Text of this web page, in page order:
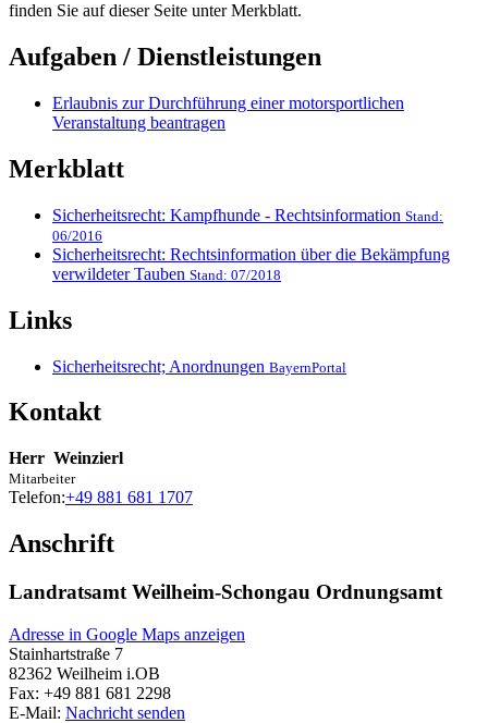
finden Sie auf dieser Seite unter Merkblatt.
Aufgaben / Dienstleistungen
Erlaubnis zur Durchführung einer motorsportlichen
Veranstaltung beantragen
Merkblatt
Sicherheitsrecht: Kampfhunde - Rechtsinformation Stand:
06/2016
Sicherheitsrecht: Rechtsinformation über die Bekämpfung
verwildeter Tauben Stand: 07/2018
Links
Sicherheitsrecht; Anordnungen BayernPortal
Kontakt
Herr Weinzierl
Mitarbeiter
Telefon:+49 881 681 1707
Anschrift
Landratsamt Weilheim-Schongau Ordnungsamt
Adresse in Google Maps anzeigen
Stainhartstraße 7
82362 Weilheim i.OB
Fax: +49 881 681 2298
E-Mail: Nachricht senden